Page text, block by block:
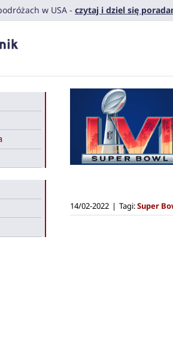
w USA - czytaj i dziel się
14/02-2022 | Tagi:Super